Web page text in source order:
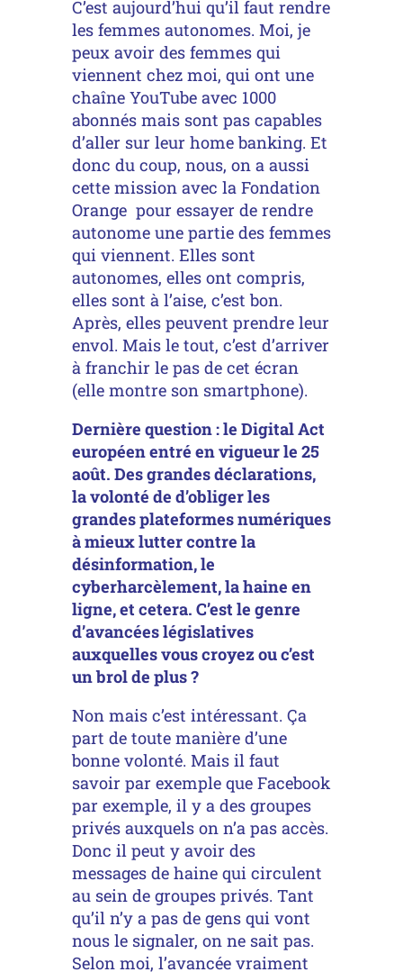
C’est aujourd’hui qu’il faut rendre
les femmes autonomes. Moi, je
peux avoir des femmes qui
viennent chez moi, qui ont une
chaîne YouTube avec 1000
abonnés mais sont pas capables
d’aller sur leur home banking. Et
donc du coup, nous, on a aussi
cette mission avec la Fondation
Orange pour essayer de rendre
autonome une partie des femmes
qui viennent. Elles sont
autonomes, elles ont compris,
elles sont à l’aise, c’est bon.
Après, elles peuvent prendre leur
envol. Mais le tout, c’est d’arriver
à franchir le pas de cet écran
(elle montre son smartphone).
Dernière question : le Digital Act
européen entré en vigueur le 25
août. Des grandes déclarations,
la volonté de d’obliger les
grandes plateformes numériques
à mieux lutter contre la
désinformation, le
cyberharcèlement, la haine en
ligne, et cetera. C’est le genre
d’avancées législatives
auxquelles vous croyez ou c’est
un brol de plus ?
Non mais c’est intéressant. Ça
part de toute manière d’une
bonne volonté. Mais il faut
savoir par exemple que Facebook
par exemple, il y a des groupes
privés auxquels on n’a pas accès.
Donc il peut y avoir des
messages de haine qui circulent
au sein de groupes privés. Tant
qu’il n’y a pas de gens qui vont
nous le signaler, on ne sait pas.
Selon moi, l’avancée vraiment